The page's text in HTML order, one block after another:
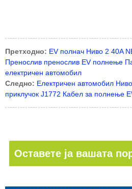
Претходно: EV полнач Ниво 2 40A
Пренослив пренослив EV полнење
електричен автомобил
Следно: Електричен автомобил
приклучок J1772 Кабел за полнење
Оставете ја вашата